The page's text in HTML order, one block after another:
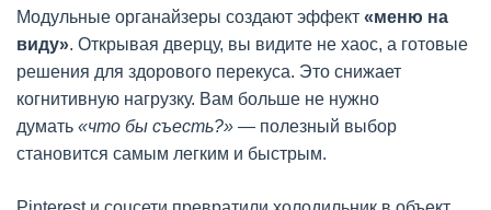
Модульные органайзеры создают эффект «меню на
виду». Открывая дверцу, вы видите не хаос, а готовые
решения для здорового перекуса. Это снижает
когнитивную нагрузку. Вам больше не нужно
думать «что бы съесть?» — полезный выбор
становится самым легким и быстрым.